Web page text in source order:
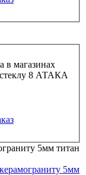
в магазинах
8 АТАКА
5мм